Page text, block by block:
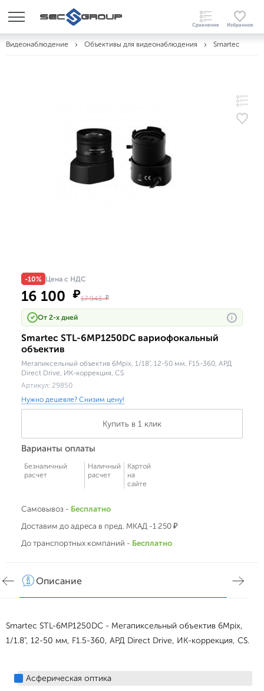
Видеонаблюдение Объективы для видеонаблюдения Smartec
-10% Цена с НДС
16 100 ₽17 943₽
От 2-х дней i
Smartec STL-6MP1250DC вариофокальный
объектив
Мегапиксельный объектив 6Mpix, 1/18", 12-50 мм, F15-360, АРД
Direct Drive, ИК-коррекция, CS
Артикул: 29850
Нужно дешевле? Снизим цену!
Купить в 1 клик
Варианты оплаты
Безналичный
расчет
Наличный
расчет
Картой
на
сайте
Самовывоз - Бесплатно
Доставим до адреса в пред. МКАД -1 250 ₽
До транспортных компаний - Бесплатно
Описание
Smartec STL-6MP1250DC - Мегапиксельный объектив 6Mpix,
1/1.8", 12-50 мм, F1.5-360, АРД Direct Drive, ИК-коррекция, CS.
Асферическая оптика